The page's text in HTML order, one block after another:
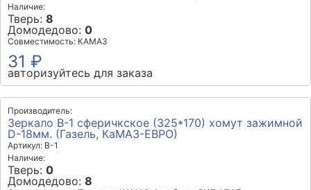
Наличие:
Тверь: 8
Домодедово: 0
Совместимость: КАМАЗ
31 ₽
авторизуйтесь для заказа
Производитель:
Зеркало В-1 сферичкское (325*170) хомут зажимной
D-18мм. (Газель, КаМАЗ-ЕВРО)
Артикул: В-1
Наличие:
Тверь: 0
Домодедово: 8